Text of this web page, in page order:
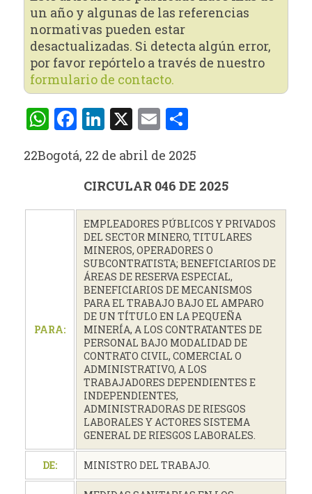
un año y algunas de las referencias
normativas pueden estar
desactualizadas. Si detecta algún error,
por favor repórtelo a través de nuestro
formulario de contacto.
WhatsApp
Facebook
LinkedIn
X Email
22Bogotá, 22 de abril de 2025
CIRCULAR 046 DE 2025
PARA:
EMPLEADORES PÚBLICOS Y PRIVADOS
DEL SECTOR MINERO, TITULARES
MINEROS, OPERADORES O
SUBCONTRATISTA; BENEFICIARIOS DE
ÁREAS DE RESERVA ESPECIAL,
BENEFICIARIOS DE MECANISMOS
PARA EL TRABAJO BAJO EL AMPARO
DE UN TÍTULO EN LA PEQUEÑA
MINERÍA, A LOS CONTRATANTES DE
PERSONAL BAJO MODALIDAD DE
CONTRATO CIVIL, COMERCIAL O
ADMINISTRATIVO, A LOS
TRABAJADORES DEPENDIENTES E
INDEPENDIENTES,
ADMINISTRADORAS DE RIESGOS
LABORALES Y ACTORES SISTEMA
GENERAL DE RIESGOS LABORALES.
DE: MINISTRO DEL TRABAJO.